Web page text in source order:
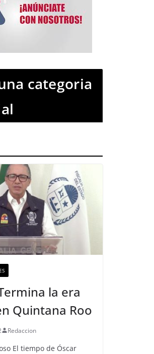
categoria
la era
Quintana Roo
Redaccion
El tiempo de Óscar